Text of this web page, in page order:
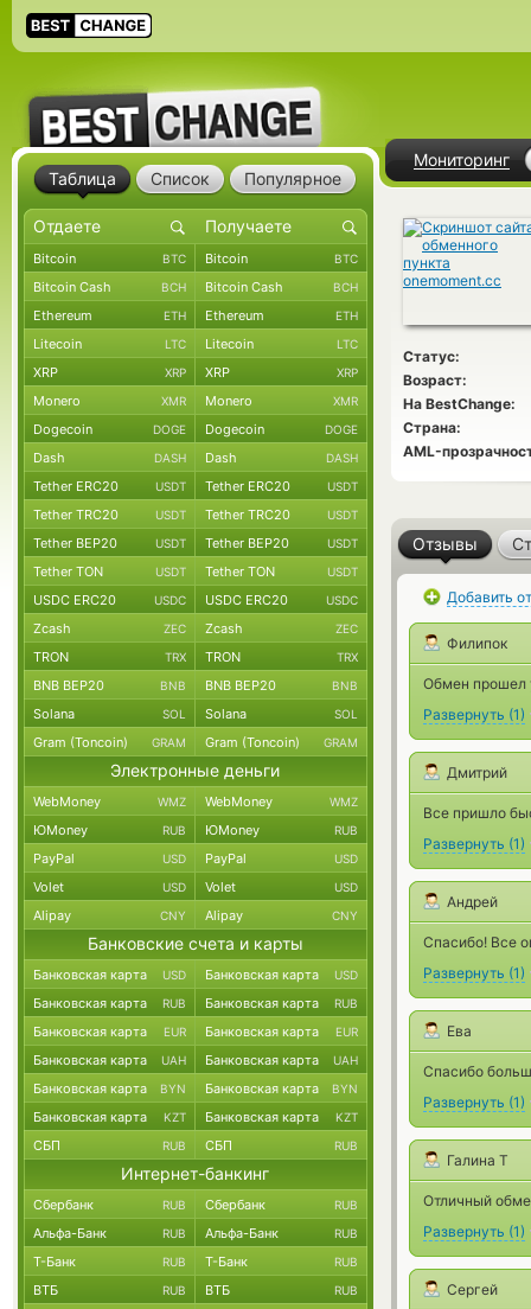
Мониторинг
Статус:
Возраст:
На BestChange:
Страна:
AML-
Отзывы
Добавить
Филипок
Обмен прошел
Развернуть (1)
Дмитрий
Все пришло
Развернуть (1)
Андрей
Спасибо! Все
Развернуть (1)
Ева
Спасибо
Развернуть (1)
Галина Т
Отличный
Развернуть (1)
Сергей
Таблица Список Популярное
Bitcoin BTC Bitcoin BTC
Bitcoin Cash BCH Bitcoin Cash BCH
Ethereum ETH Ethereum ETH
Litecoin LTC Litecoin LTC
XRP XRP XRP XRP
Monero XMR Monero XMR
Dogecoin DOGE Dogecoin DOGE
Dash DASH Dash DASH
Tether ERC20 USDT Tether ERC20 USDT
Tether TRC20 USDT Tether TRC20 USDT
Tether BEP20 USDT Tether BEP20 USDT
Tether TON USDT Tether TON USDT
USDC ERC20 USDC USDC ERC20 USDC
Zcash ZEC Zcash ZEC
TRON TRX TRON TRX
BNB BEP20 BNB BNB BEP20 BNB
Solana SOL Solana SOL
Gram (Toncoin) GRAM Gram (Toncoin) GRAM
Электронные деньги
WebMoney WMZ WebMoney WMZ
ЮMoney RUB ЮMoney RUB
PayPal USD PayPal USD
Volet USD Volet USD
Alipay CNY Alipay CNY
Банковские счета и карты
Банковская карта USD Банковская карта USD
Банковская карта RUB Банковская карта RUB
Банковская карта EUR Банковская карта EUR
Банковская карта UAH Банковская карта UAH
Банковская карта BYN Банковская карта BYN
Банковская карта KZT Банковская карта KZT
СБП RUB СБП RUB
Интернет-банкинг
Сбербанк RUB Сбербанк RUB
Альфа-Банк RUB Альфа-Банк RUB
Т-Банк RUB Т-Банк RUB
ВТБ RUB ВТБ RUB